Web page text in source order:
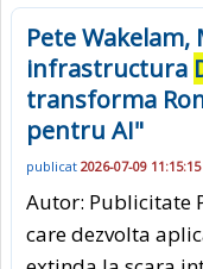
Pete
infrastructura
transforma
pentru AI"
publicat 2026-07-09 11:15:15
Autor: Publicitate
care dezvolta